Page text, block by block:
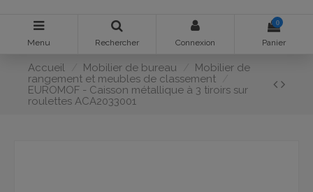
Menu Rechercher Connexion
0
Panier
Accueil Mobilier de bureau
Mobilier de
rangement et meubles de classement
EUROMOF - Caisson métallique à 3 tiroirs sur
roulettes ACA2033001